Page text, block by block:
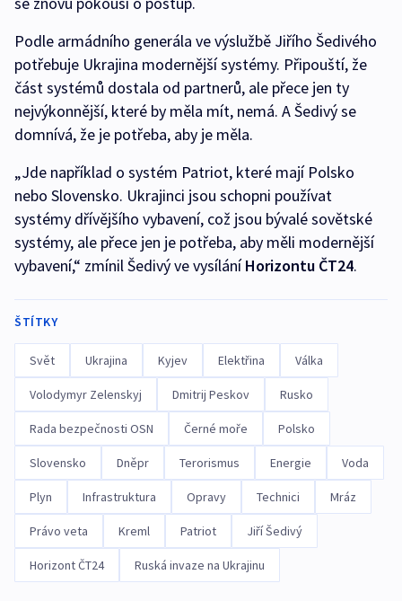
Podle armádního generála ve výslužbě Jiřího Šedivého
potřebuje Ukrajina modernější systémy. Připouští, že
část systémů dostala od partnerů, ale přece jen ty
nejvýkonnější, které by měla mít, nemá. A Šedivý se
domnívá, že je potřeba, aby je měla.
„Jde například o systém Patriot, které mají Polsko
nebo Slovensko. Ukrajinci jsou schopni používat
systémy dřívějšího vybavení, což jsou bývalé sovětské
systémy, ale přece jen je potřeba, aby měli modernější
vybavení,“ zmínil Šedivý ve vysíláníHorizontu ČT24.
ŠTÍTKY
Svět Ukrajina Kyjev Elektřina Válka
Volodymyr Zelenskyj Dmitrij Peskov Rusko
Rada bezpečnosti OSN Černé moře Polsko
Slovensko Dněpr Terorismus Energie Voda
Plyn Infrastruktura Opravy Technici Mráz
Právo veta Kreml Patriot Jiří Šedivý
Horizont ČT24 Ruská invaze na Ukrajinu